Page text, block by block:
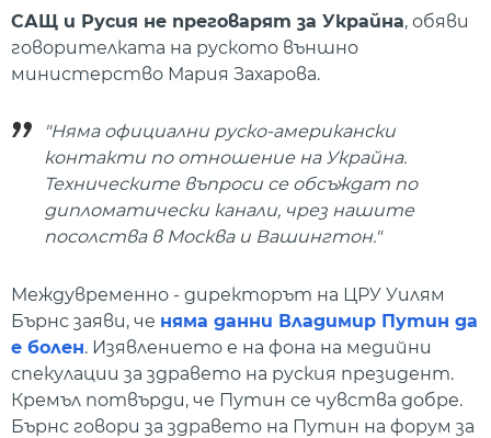
САЩ и Русия не преговарят за Украйна, обяви
говорителката на руското външно
министерство Мария Захарова.
"Няма официални руско-американски
контакти по отношение на Украйна.
Техническите въпроси се обсъждат по
дипломатически канали, чрез нашите
посолства в Москва и Вашингтон."
Междувременно - директорът на ЦРУ Уилям
Бърнс заяви, че няма данни Владимир Путин да
е болен. Изявлението е на фона на медийни
спекулации за здравето на руския президент.
Кремъл потвърди, че Путин се чувства добре.
Бърнс говори за здравето на Путин на форум за